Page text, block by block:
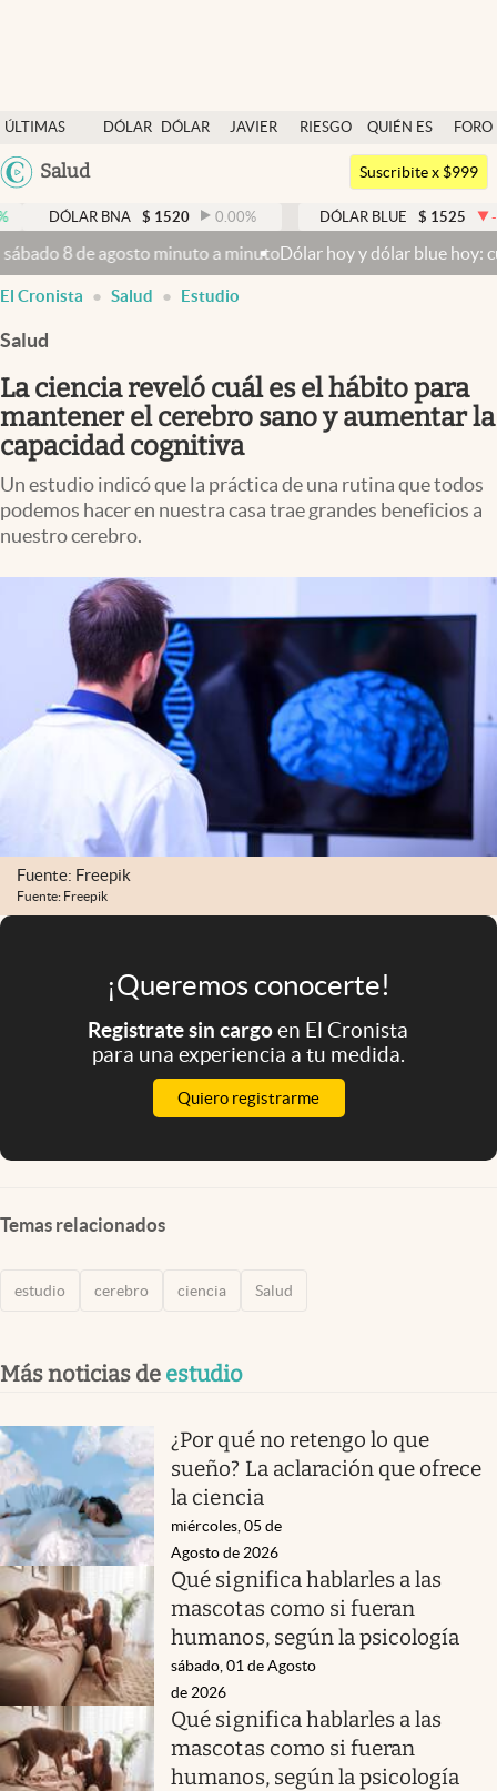
ÚLTIMAS
NOTICIAS
DÓLAR
DÓLAR
JAVIER
RIESGO
QUIÉN ES
QUIÉN
FORO
Argentina
México
Salud
Dólar
Members
Economía y Política
Finanzas y Mercados
Mercados Online
Columnistas
Otras secciones
Infotechnology
Mundial 2026
Eventos Corporativos
El Cronista Studio
abre en nueva pestaña
Argentina
Suscribite x $999
BNA $ 1520 0.00% DÓLAR BLUE $ 1525 -0.33%
agosto minuto a minutoDólar hoy y dólar blue hoy: cuál es la
El Cronista Salud Estudio
Salud
La ciencia reveló cuál es el hábito para
mantener el cerebro sano y aumentar la
capacidad cognitiva
Un estudio indicó que la práctica de una rutina que todos
podemos hacer en nuestra casa trae grandes beneficios a
nuestro cerebro.
Fuente: Freepik
Fuente: Freepik
¡Queremos conocerte!
Registrate sin cargoen El Cronista
para una experiencia a tu medida.
Quiero registrarme
Temas relacionados
estudio cerebro ciencia Salud
Más noticias de estudio
¿Por qué no retengo lo que
sueño? La aclaración que ofrece
la ciencia
miércoles, 05 de
Agosto de 2026
Qué significa hablarles a las
mascotas como si fueran
humanos, según la psicología
sábado, 01 de Agosto
de 2026
Qué significa hablarles a las
mascotas como si fueran
humanos, según la psicología